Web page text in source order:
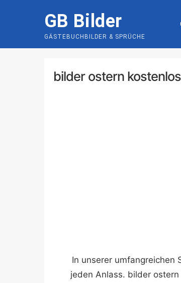
GB Bilder
GÄSTEBUCHBILDER & SPRÜCHE
bilder ostern kostenlos
In unserer umfangreichen
jeden Anlass. bilder